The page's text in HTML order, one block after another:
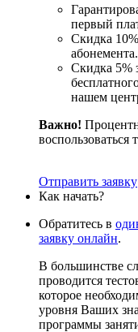
первый
Скидка
абонемента.
Скидка 5%
нашем
Важно!
воспользоваться
Отправить заявку
Как начать?
Обратитесь в
заявку онлайн.
В большинстве
проводится
которое
уровня Ваших
программы